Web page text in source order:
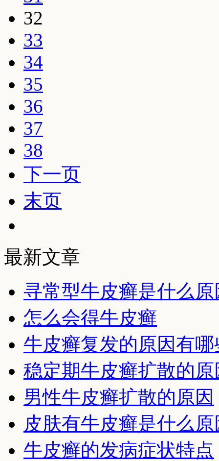
32
33
34
35
36
37
38
下一页
末页
最新文章
寻常型牛皮癣是什么
怎么会得牛皮癣
牛皮癣复发的原因有哪
稳定期牛皮癣扩散的
男性牛皮癣扩散的原因
皮肤有牛皮癣是什么原
牛皮癣的发病症状特点